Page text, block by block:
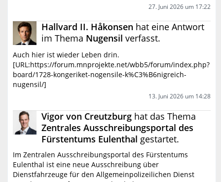
27. Juni 2026 um 17:22
Hallvard II. Håkonsen hat eine Antwort
im Thema Nugensil verfasst.
Auch hier ist wieder Leben drin.
[URL:https://forum.mnprojekte.net/wbb5/forum/index.php?
board/1728-kongeriket-nogensile-k%C3%B6nigreich-
nugensil/]
13. Juni 2026 um 14:28
Vigor von Creutzburg hat das Thema
Zentrales Ausschreibungsportal des
Fürstentums Eulenthal gestartet.
Im Zentralen Ausschreibungsportal des Fürstentums
Eulenthal ist eine neue Ausschreibung über
Dienstfahrzeuge für den Allgemeinpolizeilichen Dienst